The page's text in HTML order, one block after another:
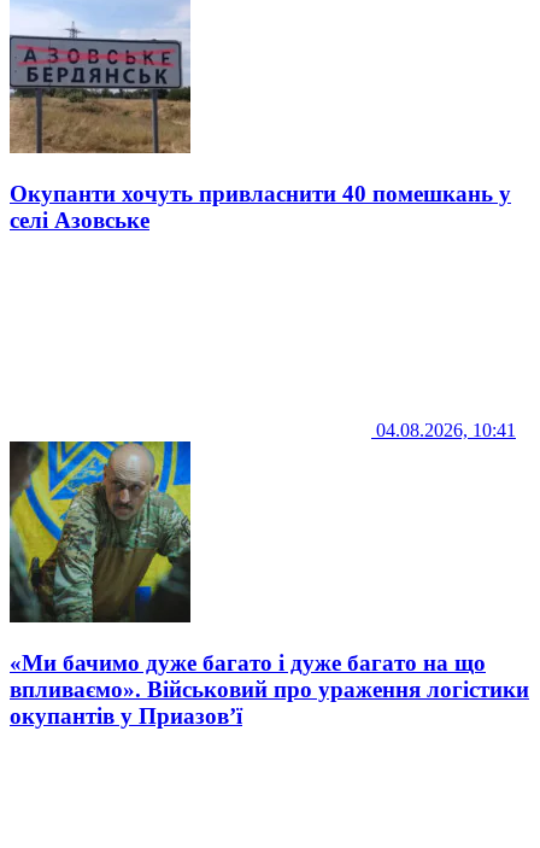
Окупанти хочуть привласнити 40 помешкань у
селі Азовське
04.08.2026, 10:41
«Ми бачимо дуже багато і дуже багато на що
впливаємо». Військовий про ураження логістики
окупантів у Приазов’ї